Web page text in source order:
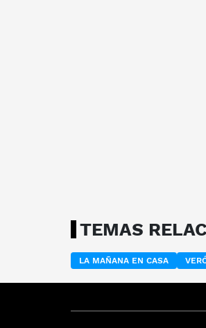
TEMAS
LA MAÑANA EN CASA